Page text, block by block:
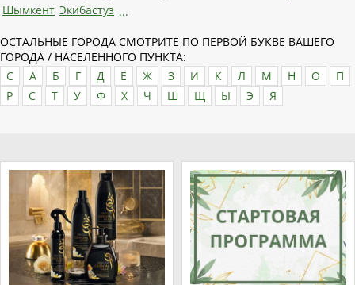
Шымкент Экибастуз ...
ОСТАЛЬНЫЕ ГОРОДА СМОТРИТЕ ПО ПЕРВОЙ БУКВЕ ВАШЕГО
ГОРОДА / НАСЕЛЕННОГО ПУНКТА:
C
А Б Г Д Е Ж З И К Л М Н О
П
Р
С Т У Ф Х Ч Ш Щ Ы Э Я